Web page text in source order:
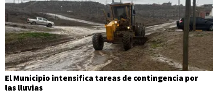
El Municipio intensifica tareas de contingencia por
las lluvias